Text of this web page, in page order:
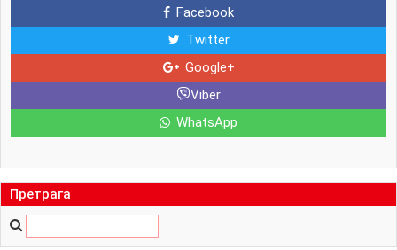
Facebook
Twitter
Google+
Viber
WhatsApp
Претрага